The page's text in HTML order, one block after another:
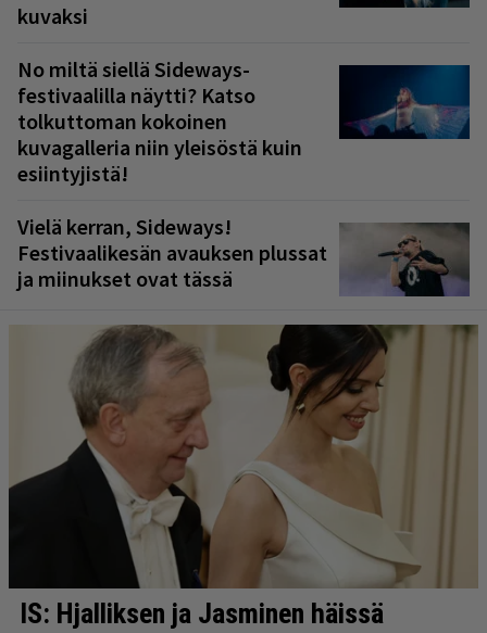
kuvaksi
No miltä siellä Sideways-
festivaalilla näytti? Katso
tolkuttoman kokoinen
kuvagalleria niin yleisöstä kuin
esiintyjistä!
Vielä kerran, Sideways!
Festivaalikesän avauksen plussat
ja miinukset ovat tässä